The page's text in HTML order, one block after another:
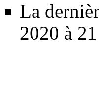
La
2020 à